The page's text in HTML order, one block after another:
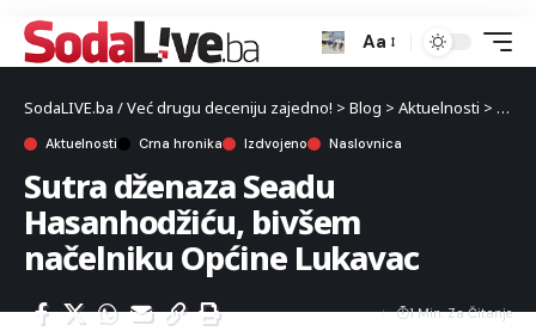
Aa
SodaLIVE.ba / Već drugu deceniju zajedno! > Blog > Aktuelnosti > Crna
Aktuelnosti Crna hronika Izdvojeno Naslovnica
Sutra dženaza Seadu
Hasanhodžiću, bivšem
načelniku Općine Lukavac
1 Min. Za Čitanje